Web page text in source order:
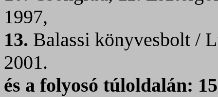
1997,
13. Balassi könyvesbolt /
2001.
és a folyosó túloldalán: